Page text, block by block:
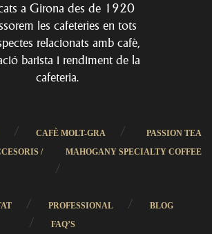
a Girona des de 1920
les cafeteries en tots
relacionats amb cafè,
barista i rendiment de la
cafeteria.
/ CAFÈ MOLT-GRA / PASSION TEA
/ MAHOGANY SPECIALTY COFFEE
/
/ PROFESSIONAL / BLOG
/ FAQ’S